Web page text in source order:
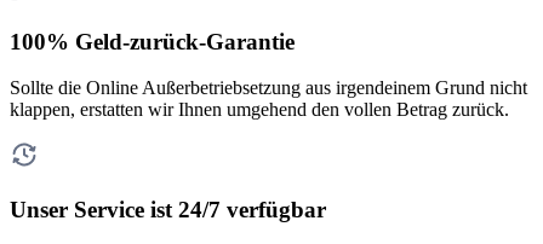
100% Geld-zurück-Garantie
Sollte die Online Außerbetriebsetzung aus irgendeinem Grund nicht
klappen, erstatten wir Ihnen umgehend den vollen Betrag zurück.
Unser Service ist 24/7 verfügbar